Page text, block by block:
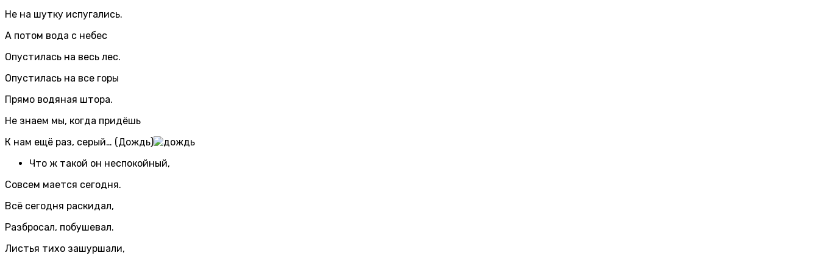
Не на шутку испугались.
А потом вода с небес
Опустилась на весь лес.
Опустилась на все горы
Прямо водяная штора.
Не знаем мы, когда придёшь
К нам ещё раз, серый… (Дождь)
Что ж такой он неспокойный,
Совсем мается сегодня.
Всё сегодня раскидал,
Разбросал, побушевал.
Листья тихо зашуршали,